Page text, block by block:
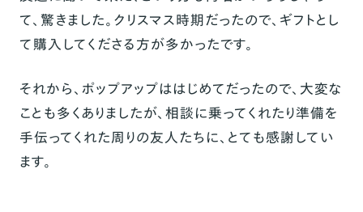
て、驚きました。クリスマス時期だったので、ギフトとし
て購入してくださる方が多かったです。
それから、ポップアップははじめてだったので、大変な
ことも多くありましたが、相談に乗ってくれたり準備を
手伝ってくれた周りの友人たちに、とても感謝してい
ます。